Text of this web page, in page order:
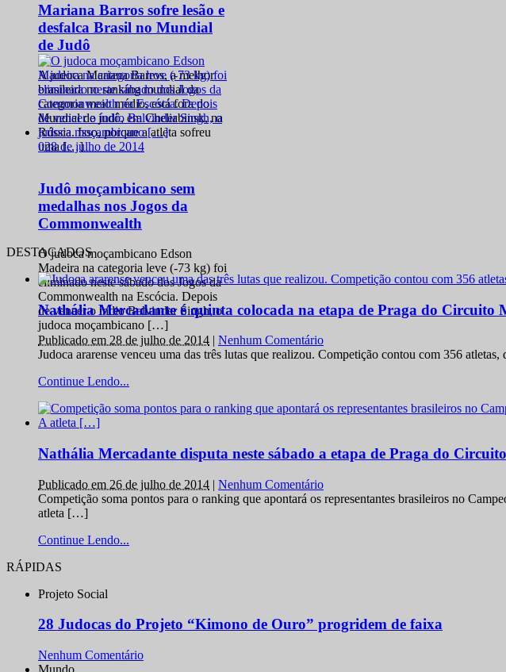
Mariana Barros sofre lesão e
desfalca Brasil no Mundial
de Judô
A judoca Mariana Barros, a melhor
brasileira no ranking mundial da
categoria meio médio, está fora do
Mundial de judô, em Cheliabinsk, na
Rússia. Isso, porque a atleta sofreu
uma […]
028 de julho de 2014
Judô moçambicano sem
medalhas nos Jogos da
Commonwealth
O judoca moçambicano Edson
Madeira na categoria leve (-73 kg) foi
eliminado neste sábado dos Jogos da
Commonwealth na Escócia. Depois
de vencer o índio Balvinder Singh, o
judoca moçambicano […]
DESTACADOS
Nathália Mercadante é quinta colocada na etapa de Praga do Circuito
Publicado em 28 de julho de 2014 | Nenhum Comentário
Judoca ararense venceu uma das três lutas que realizou. Competição contou com 356
Continue Lendo...
Nathália Mercadante disputa neste sábado a etapa de Praga do
Publicado em 26 de julho de 2014 | Nenhum Comentário
Competição soma pontos para o ranking que apontará os representantes brasileiros no
atleta […]
Continue Lendo...
RÁPIDAS
Projeto Social
28 Judocas do Projeto “Kimono de Ouro” progridem de faixa
Nenhum Comentário
Mundo